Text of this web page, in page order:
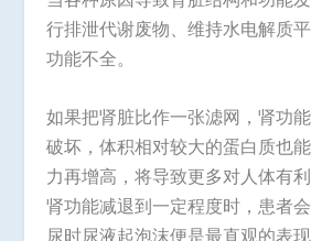
行排泄代谢废物、维持水电解质
功能不全。
如果把肾脏比作一张滤网，肾功
破坏，体积相对较大的蛋白质也
力再增高，将导致更多对人体有
肾功能减退到一定程度时，患者
尿时尿液起泡沫便是最直观的表